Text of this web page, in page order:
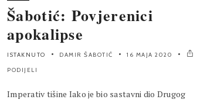
Šabotić: Povjerenici
apokalipse
ISTAKNUTO DAMIR ŠABOTIĆ
16 MAJA 2020
PODIJELI
Imperativ tišine Iako je bio sastavni dio Drugog